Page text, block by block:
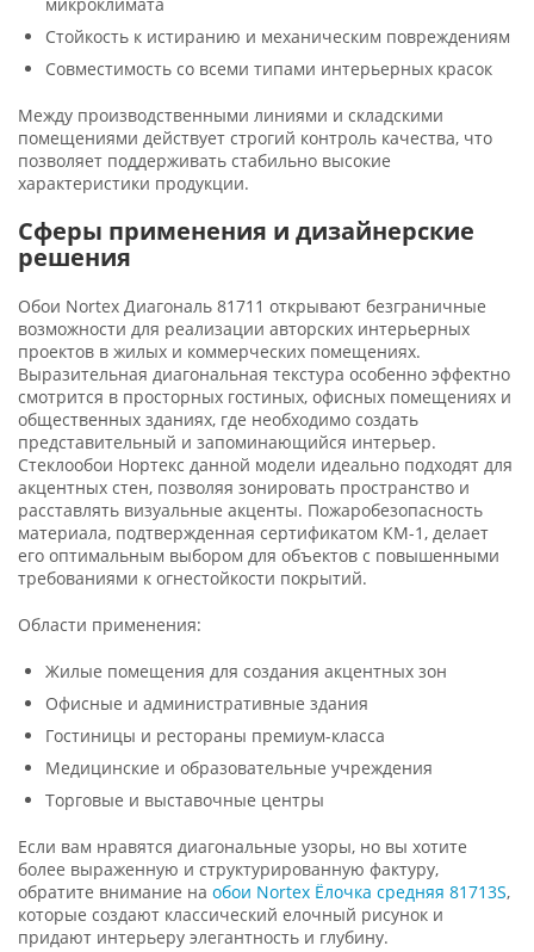
Стойкость к истиранию и механическим повреждениям
Совместимость со всеми типами интерьерных красок
Между производственными линиями и складскими
помещениями действует строгий контроль качества, что
позволяет поддерживать стабильно высокие
характеристики продукции.
Сферы применения и дизайнерские
решения
Обои Nortex Диагональ 81711 открывают безграничные
возможности для реализации авторских интерьерных
проектов в жилых и коммерческих помещениях.
Выразительная диагональная текстура особенно эффектно
смотрится в просторных гостиных, офисных помещениях и
общественных зданиях, где необходимо создать
представительный и запоминающийся интерьер.
Стеклообои Нортекс данной модели идеально подходят для
акцентных стен, позволяя зонировать пространство и
расставлять визуальные акценты. Пожаробезопасность
материала, подтвержденная сертификатом КМ-1, делает
его оптимальным выбором для объектов с повышенными
требованиями к огнестойкости покрытий.
Области применения:
Жилые помещения для создания акцентных зон
Офисные и административные здания
Гостиницы и рестораны премиум-класса
Медицинские и образовательные учреждения
Торговые и выставочные центры
Если вам нравятся диагональные узоры, но вы хотите
более выраженную и структурированную фактуру,
обратите внимание на обои Nortex Ёлочка средняя 81713S,
которые создают классический елочный рисунок и
придают интерьеру элегантность и глубину.